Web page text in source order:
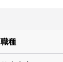
職種